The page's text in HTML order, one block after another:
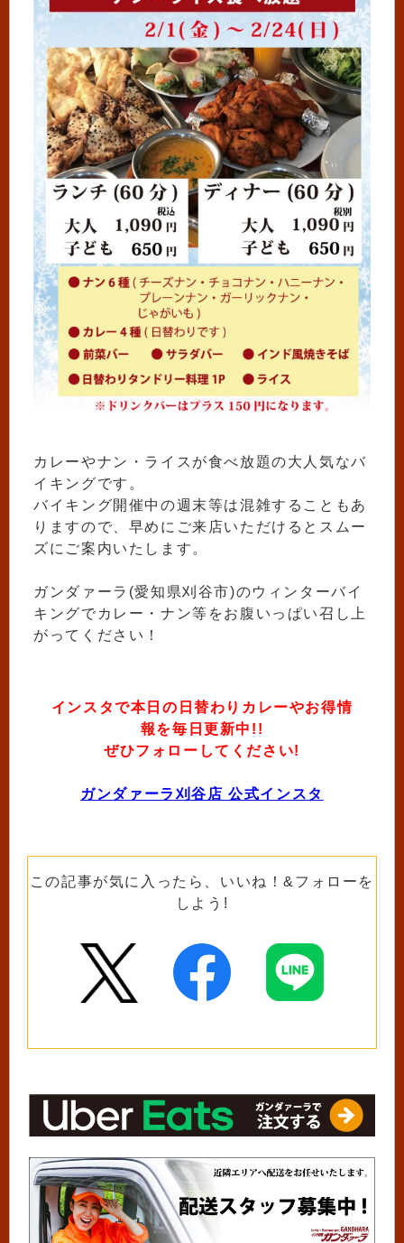
カレーやナン・ライスが食べ放題の大人気なバ
イキングです。
バイキング開催中の週末等は混雑することもあ
りますので、早めにご来店いただけるとスムー
ズにご案内いたします。
ガンダァーラ(愛知県刈谷市)のウィンターバイ
キングでカレー・ナン等をお腹いっぱい召し上
がってください！
インスタで本日の日替わりカレーやお得情
報を毎日更新中!!
ぜひフォローしてください!
ガンダァーラ刈谷店 公式インスタ
この記事が気に入ったら、いいね！&フォローを
しよう!